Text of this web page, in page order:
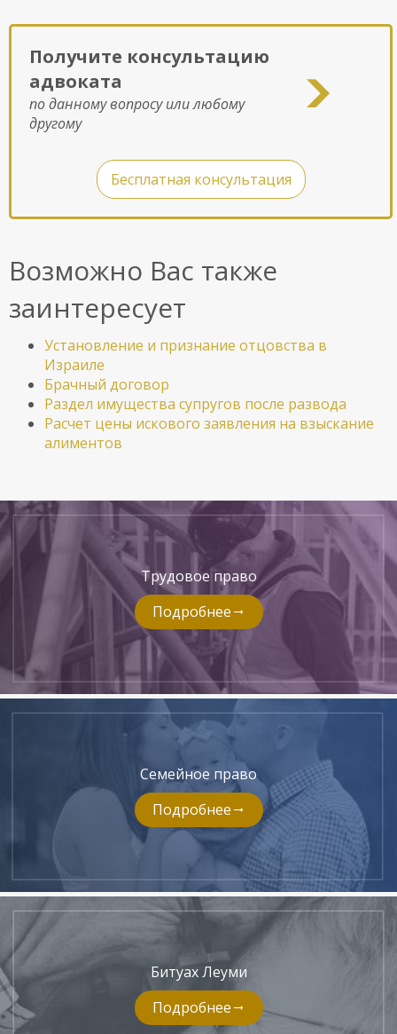
Получите консультацию
адвоката
по данному вопросу или любому
другому
Бесплатная консультация
Возможно Вас также
заинтересует
Установление и признание отцовства в
Израиле
Брачный договор
Раздел имущества супругов после развода
Расчет цены искового заявления на взыскание
алиментов
Трудовое право
Подробнее
Семейное право
Подробнее
Битуах Леуми
Подробнее